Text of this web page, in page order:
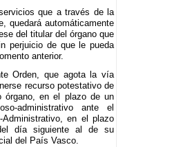
que a través de la
quedará automáticamente
del titular del órgano que
perjuicio de que le pueda
anterior.
Orden, que agota la vía
recurso potestativo de
órgano, en el plazo de un
administrativo ante el
en el plazo
día siguiente al de su
del País Vasco.